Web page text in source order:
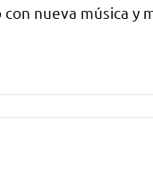
nueva música y